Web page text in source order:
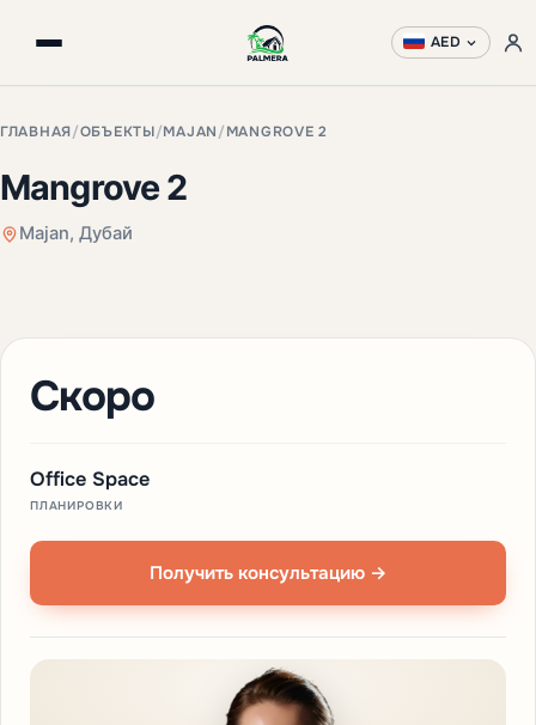
AED
ГЛАВНАЯ/ОБЪЕКТЫ/MAJAN / MANGROVE 2
Mangrove 2
Majan, Дубай
Скоро
Office Space
ПЛАНИРОВКИ
Получить консультацию →